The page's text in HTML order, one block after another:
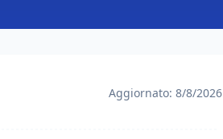
Aggiornato: 8/8/2026